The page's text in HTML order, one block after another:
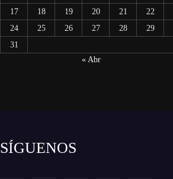
17
18 19 20 21 22
24
25 26 27 28 29
31
« Abr
SÍGUENOS